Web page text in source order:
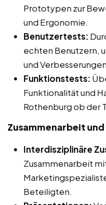
Prototypen zur
und Ergonomie.
Benutzertests:
echten Benutzern,
und
Funktionstests:
Funktionalität und
Rothenburg ob der
Zusammenarbeit
Interdisziplinäre
Zusammenarbeit
Beteiligten.